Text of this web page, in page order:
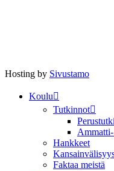
Hosting by Sivustamo
Koulu
Tutkinnot
Hankkeet
Faktaa meistä